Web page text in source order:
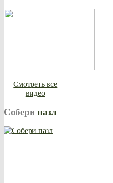
Смотреть все
видео
Собери пазл